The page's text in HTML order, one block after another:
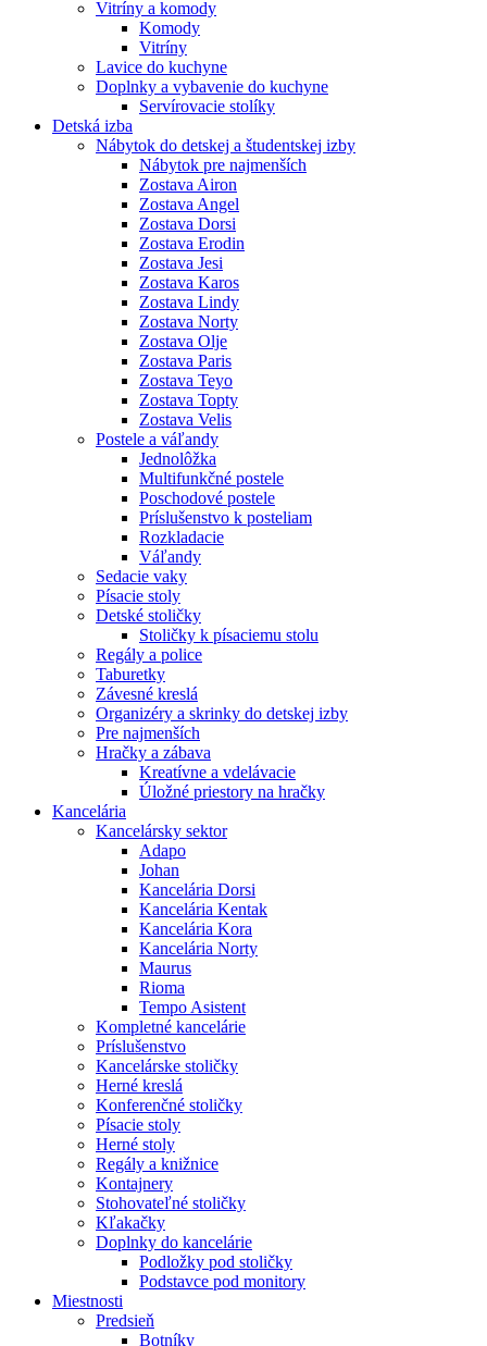
Vitríny a komody
Komody
Vitríny
Lavice do kuchyne
Doplnky a vybavenie do kuchyne
Servírovacie stolíky
Detská izba
Nábytok do detskej a študentskej izby
Nábytok pre najmenších
Zostava Airon
Zostava Angel
Zostava Dorsi
Zostava Erodin
Zostava Jesi
Zostava Karos
Zostava Lindy
Zostava Norty
Zostava Olje
Zostava Paris
Zostava Teyo
Zostava Topty
Zostava Velis
Postele a váľandy
Jednolôžka
Multifunkčné postele
Poschodové postele
Príslušenstvo k posteliam
Rozkladacie
Váľandy
Sedacie vaky
Písacie stoly
Detské stoličky
Stoličky k písaciemu stolu
Regály a police
Taburetky
Závesné kreslá
Organizéry a skrinky do detskej izby
Pre najmenších
Hračky a zábava
Kreatívne a vdelávacie
Úložné priestory na hračky
Kancelária
Kancelársky sektor
Adapo
Johan
Kancelária Dorsi
Kancelária Kentak
Kancelária Kora
Kancelária Norty
Maurus
Rioma
Tempo Asistent
Kompletné kancelárie
Príslušenstvo
Kancelárske stoličky
Herné kreslá
Konferenčné stoličky
Písacie stoly
Herné stoly
Regály a knižnice
Kontajnery
Stohovateľné stoličky
Kľakačky
Doplnky do kancelárie
Podložky pod stoličky
Podstavce pod monitory
Miestnosti
Predsieň
Botníky